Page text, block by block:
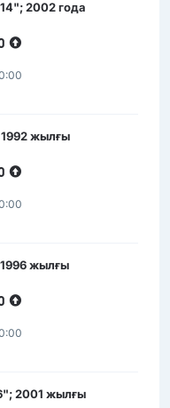
2002 года
жылғы
жылғы
2001 жылғы